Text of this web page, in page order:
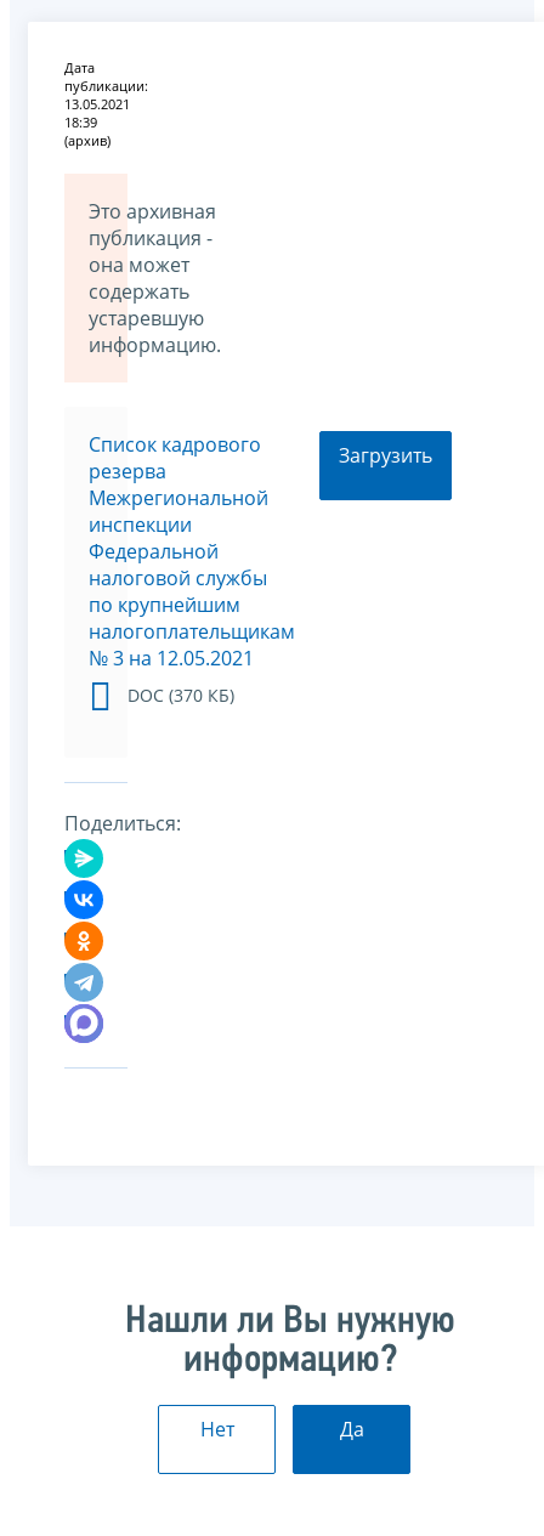
Дата
публикации:
13.05.2021
18:39
(архив)
Это архивная
публикация -
она может
содержать
устаревшую
информацию.
Список кадрового
резерва
Межрегиональной
инспекции
Федеральной
налоговой службы
по крупнейшим
налогоплательщикам
№ 3 на 12.05.2021
DOC (370 КБ)
Загрузить
Поделиться:
Нашли ли Вы нужную
информацию?
Нет Да